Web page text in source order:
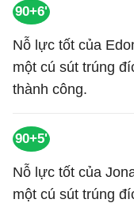
90+6'
Nỗ lực tốt của
một cú sút trúng
thành công.
90+5'
Nỗ lực tốt của
một cú sút trúng